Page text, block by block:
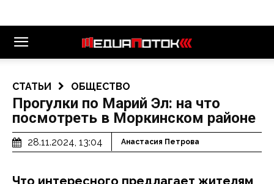
СТАТЬИ ОБЩЕСТВО
Прогулки по Марий Эл: на что
посмотреть в Моркинском районе
28.11.2024, 13:04 Анастасия Петрова
Что интересного предлагает жителям